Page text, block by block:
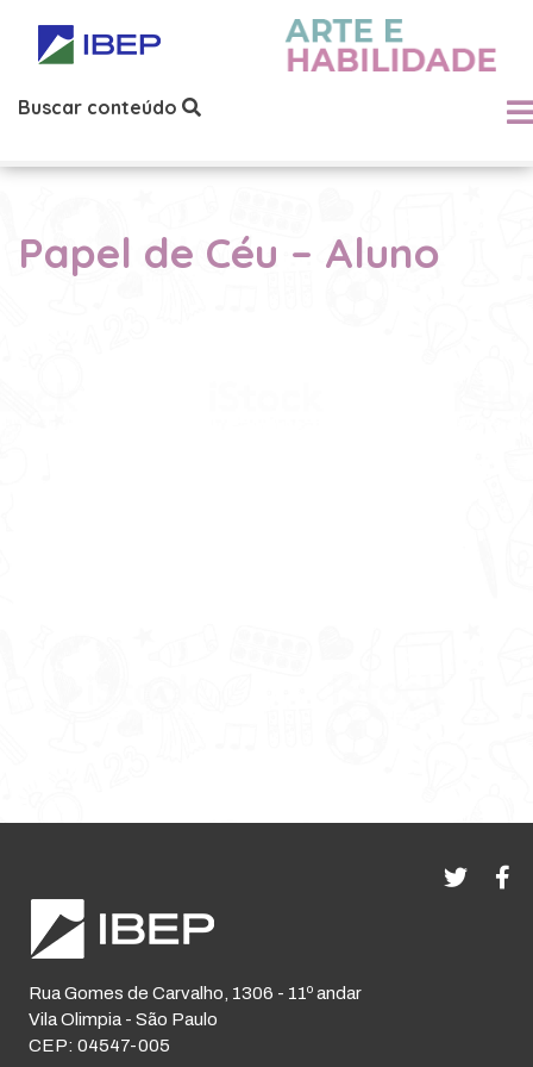
Buscar conteúdo
Papel de Céu – Aluno
Rua Gomes de Carvalho, 1306 - 11º andar
Vila Olimpia - São Paulo
CEP: 04547-005